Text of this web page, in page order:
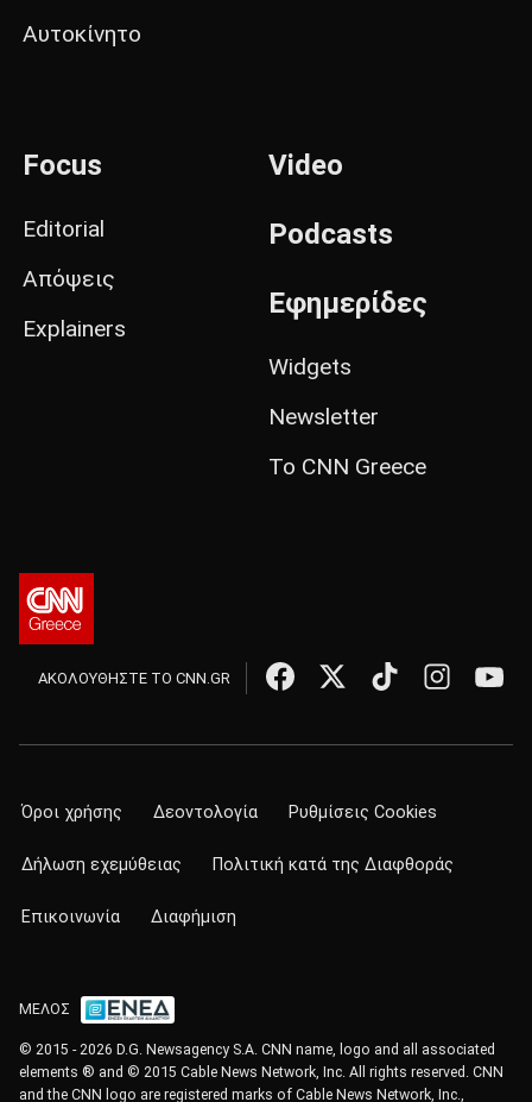
Αυτοκίνητο
Focus
Editorial
Απόψεις
Explainers
Video
Podcasts
Εφημερίδες
Widgets
Newsletter
Το CNN Greece
ΑΚΟΛΟΥΘΗΣΤΕ ΤΟ CNN.GR
Όροι χρήσης Δεοντολογία Ρυθμίσεις Cookies
Δήλωση εχεμύθειας Πολιτική κατά της Διαφθοράς
Επικοινωνία Διαφήμιση
ΜΕΛΟΣ
© 2015 - 2026 D.G. Newsagency S.A. CNN name, logo and all associated
elements ® and © 2015 Cable News Network, Inc. All rights reserved. CNN
and the CNN logo are registered marks of Cable News Network, Inc.,